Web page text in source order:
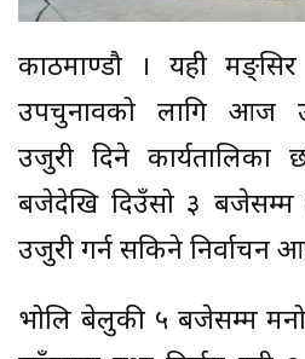
काठमाण्डौ । यही
उपचुनावको लागि आज
उजुरी दिने
बजेदेखि दिउँसो ३ बजेसम्म
उजुरी गर्न सकिने निर्वाचन
भोलि बेलुकी ५ बजेसम्म